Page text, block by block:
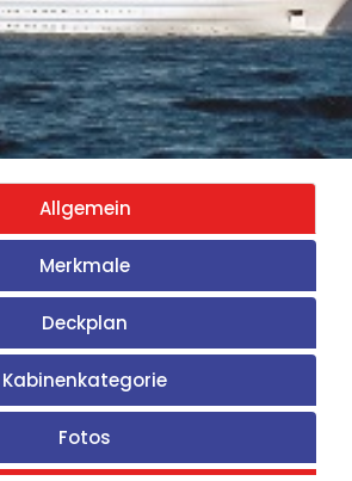
Allgemein
Merkmale
Deckplan
Kabinenkategorie
Fotos